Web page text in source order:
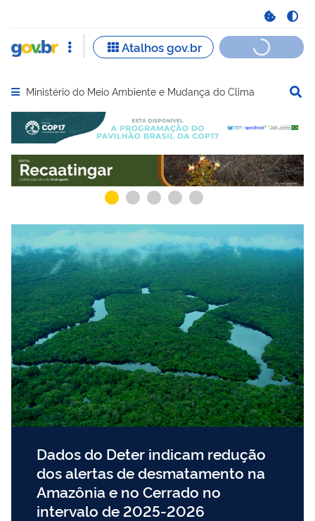
Abrir menu principal de navegação
Ministério do Meio Ambiente e Mudança do Clima
Serviços recomendados para você Serviços
Dados do Deter indicam redução
dos alertas de desmatamento na
Amazônia e no Cerrado no
intervalo de 2025-2026